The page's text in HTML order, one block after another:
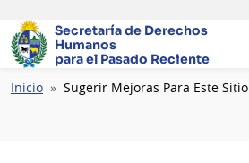
Secretaría de Derechos
Humanos
para el Pasado Reciente
Ruta
Inicio Sugerir Mejoras Para Este Sitio